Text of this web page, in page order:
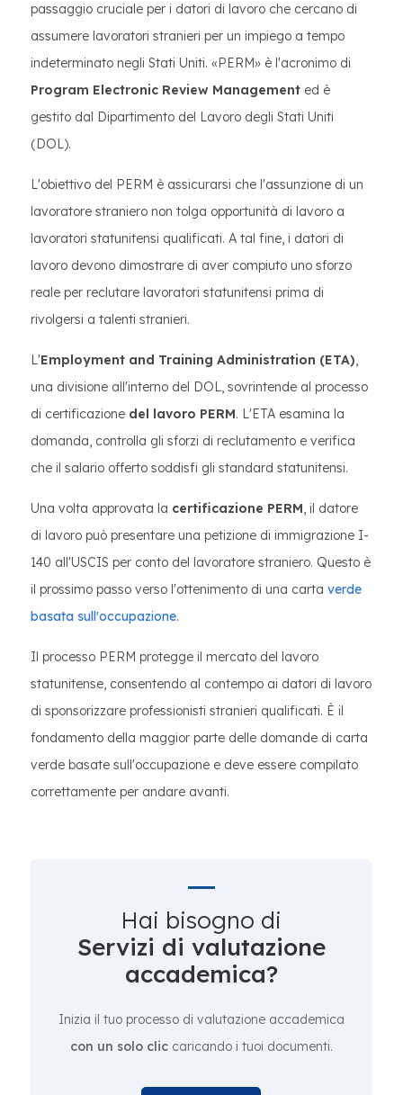
passaggio cruciale per i datori di lavoro che cercano di
assumere lavoratori stranieri per un impiego a tempo
indeterminato negli Stati Uniti. «PERM» è l'acronimo di
Program Electronic Review Management ed è
gestito dal Dipartimento del Lavoro degli Stati Uniti
(DOL).
L'obiettivo del PERM è assicurarsi che l'assunzione di un
lavoratore straniero non tolga opportunità di lavoro a
lavoratori statunitensi qualificati. A tal fine, i datori di
lavoro devono dimostrare di aver compiuto uno sforzo
reale per reclutare lavoratori statunitensi prima di
rivolgersi a talenti stranieri.
L'Employment and Training Administration (ETA),
una divisione all'interno del DOL, sovrintende al processo
di certificazione del lavoro PERM. L'ETA esamina la
domanda, controlla gli sforzi di reclutamento e verifica
che il salario offerto soddisfi gli standard statunitensi.
Una volta approvata la certificazione PERM, il datore
di lavoro può presentare una petizione di immigrazione I-
140 all'USCIS per conto del lavoratore straniero. Questo è
il prossimo passo verso l'ottenimento di una carta verde
basata sull'occupazione.
Il processo PERM protegge il mercato del lavoro
statunitense, consentendo al contempo ai datori di lavoro
di sponsorizzare professionisti stranieri qualificati. È il
fondamento della maggior parte delle domande di carta
verde basate sull'occupazione e deve essere compilato
correttamente per andare avanti.
Hai bisogno di
Servizi di valutazione
accademica?
Inizia il tuo processo di valutazione accademica
con un solo cliccaricando i tuoi documenti.